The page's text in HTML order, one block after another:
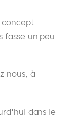
concept
fasse un peu
nous, à
dans le